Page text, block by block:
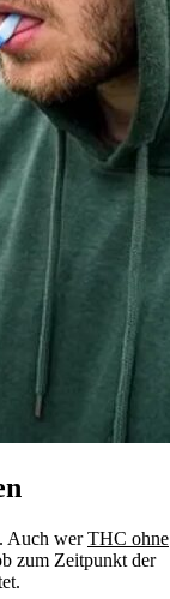
Auch werTHC ohne
zum Zeitpunkt der